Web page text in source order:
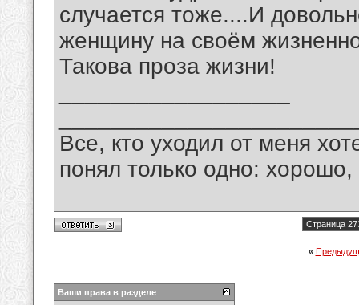
случается тоже....И
женщину на своём
Такова проза жизни!
Все, кто уходил от меня
понял только одно:
Страница
«
Ваши права в разделе